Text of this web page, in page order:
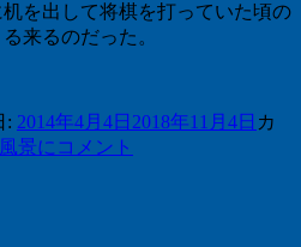
を出して将棋を打っていた頃の
来るのだった。
: 2014年4月4日 2018年11月4日 カ
景にコメント